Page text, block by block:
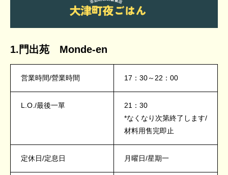
1.門出苑 Monde-en
営業時間/營業時間 17：30～22：00
L.O./最後一單
21：30
*なくなり次第終了します/
材料用售完即止
定休日/定息日 月曜日/星期一